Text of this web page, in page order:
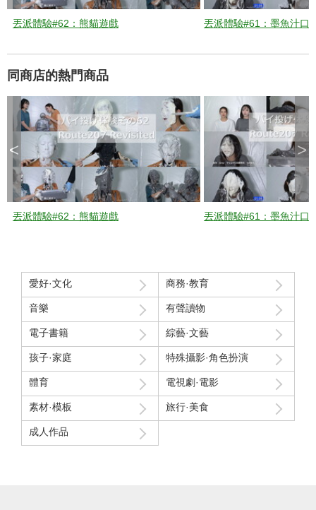
丟派體驗#62：熊貓遊戲 丟派體驗#61：墨魚汁口
同商店的熱門商品
丟派體驗#62：熊貓遊戲 丟派體驗#61：墨魚汁口
< >
愛好·文化 商務·教育
音樂 有聲讀物
電子書籍 綜藝·文藝
孩子·家庭 特殊攝影·角色扮演
體育 電視劇·電影
素材·模板 旅行·美食
成人作品